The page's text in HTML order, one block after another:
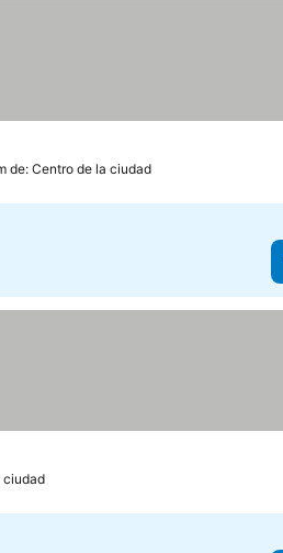
de: Centro de la ciudad
ciudad